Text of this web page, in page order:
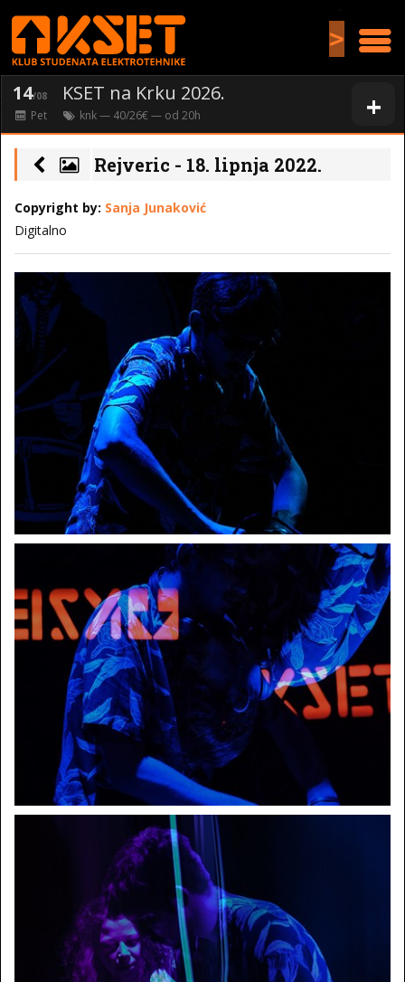
>
+
14/08 KSET na Krku 2026.
Pet knk— 40/26€ — od 20h
Rejveric - 18. lipnja 2022.
Copyright by: Sanja Junaković
Digitalno